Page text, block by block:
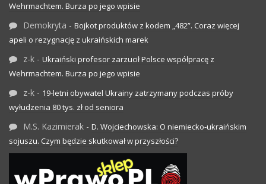
Wehrmachtem. Burza po jego wpisie
Demokryta - Bojkot produktów z kodem „482”. Coraz więcej
apeli o rezygnację z ukraińskich marek
z-k - Ukraiński profesor zarzucił Polsce współpracę z
Wehrmachtem. Burza po jego wpisie
z-k - 19-letni obywatel Ukrainy zatrzymany podczas próby
wyłudzenia 80 tys. zł od seniora
M.S. Kazimierak - D. Wojciechowska: O niemiecko-ukraińskim
sojuszu. Czym będzie skutkował w przyszłości?